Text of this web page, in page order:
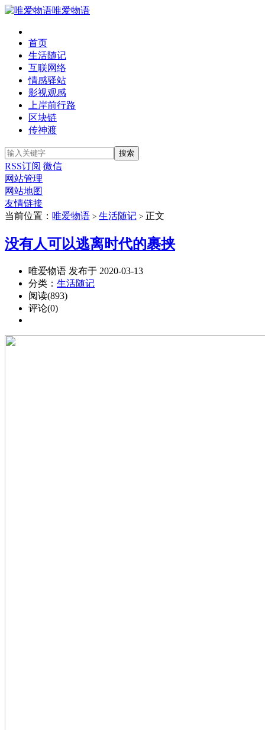
唯爱物语
首页
生活随记
互联网络
情感驿站
影视观感
上岸前行路
区块链
传神渡
RSS订阅 微信
网站管理
网站地图
友情链接
当前位置： 唯爱物语 > 生活随记 > 正文
没有人可以逃离时代的裹挟
唯爱物语 发布于 2020-03-13
分类： 生活随记
阅读(893)
评论(0)